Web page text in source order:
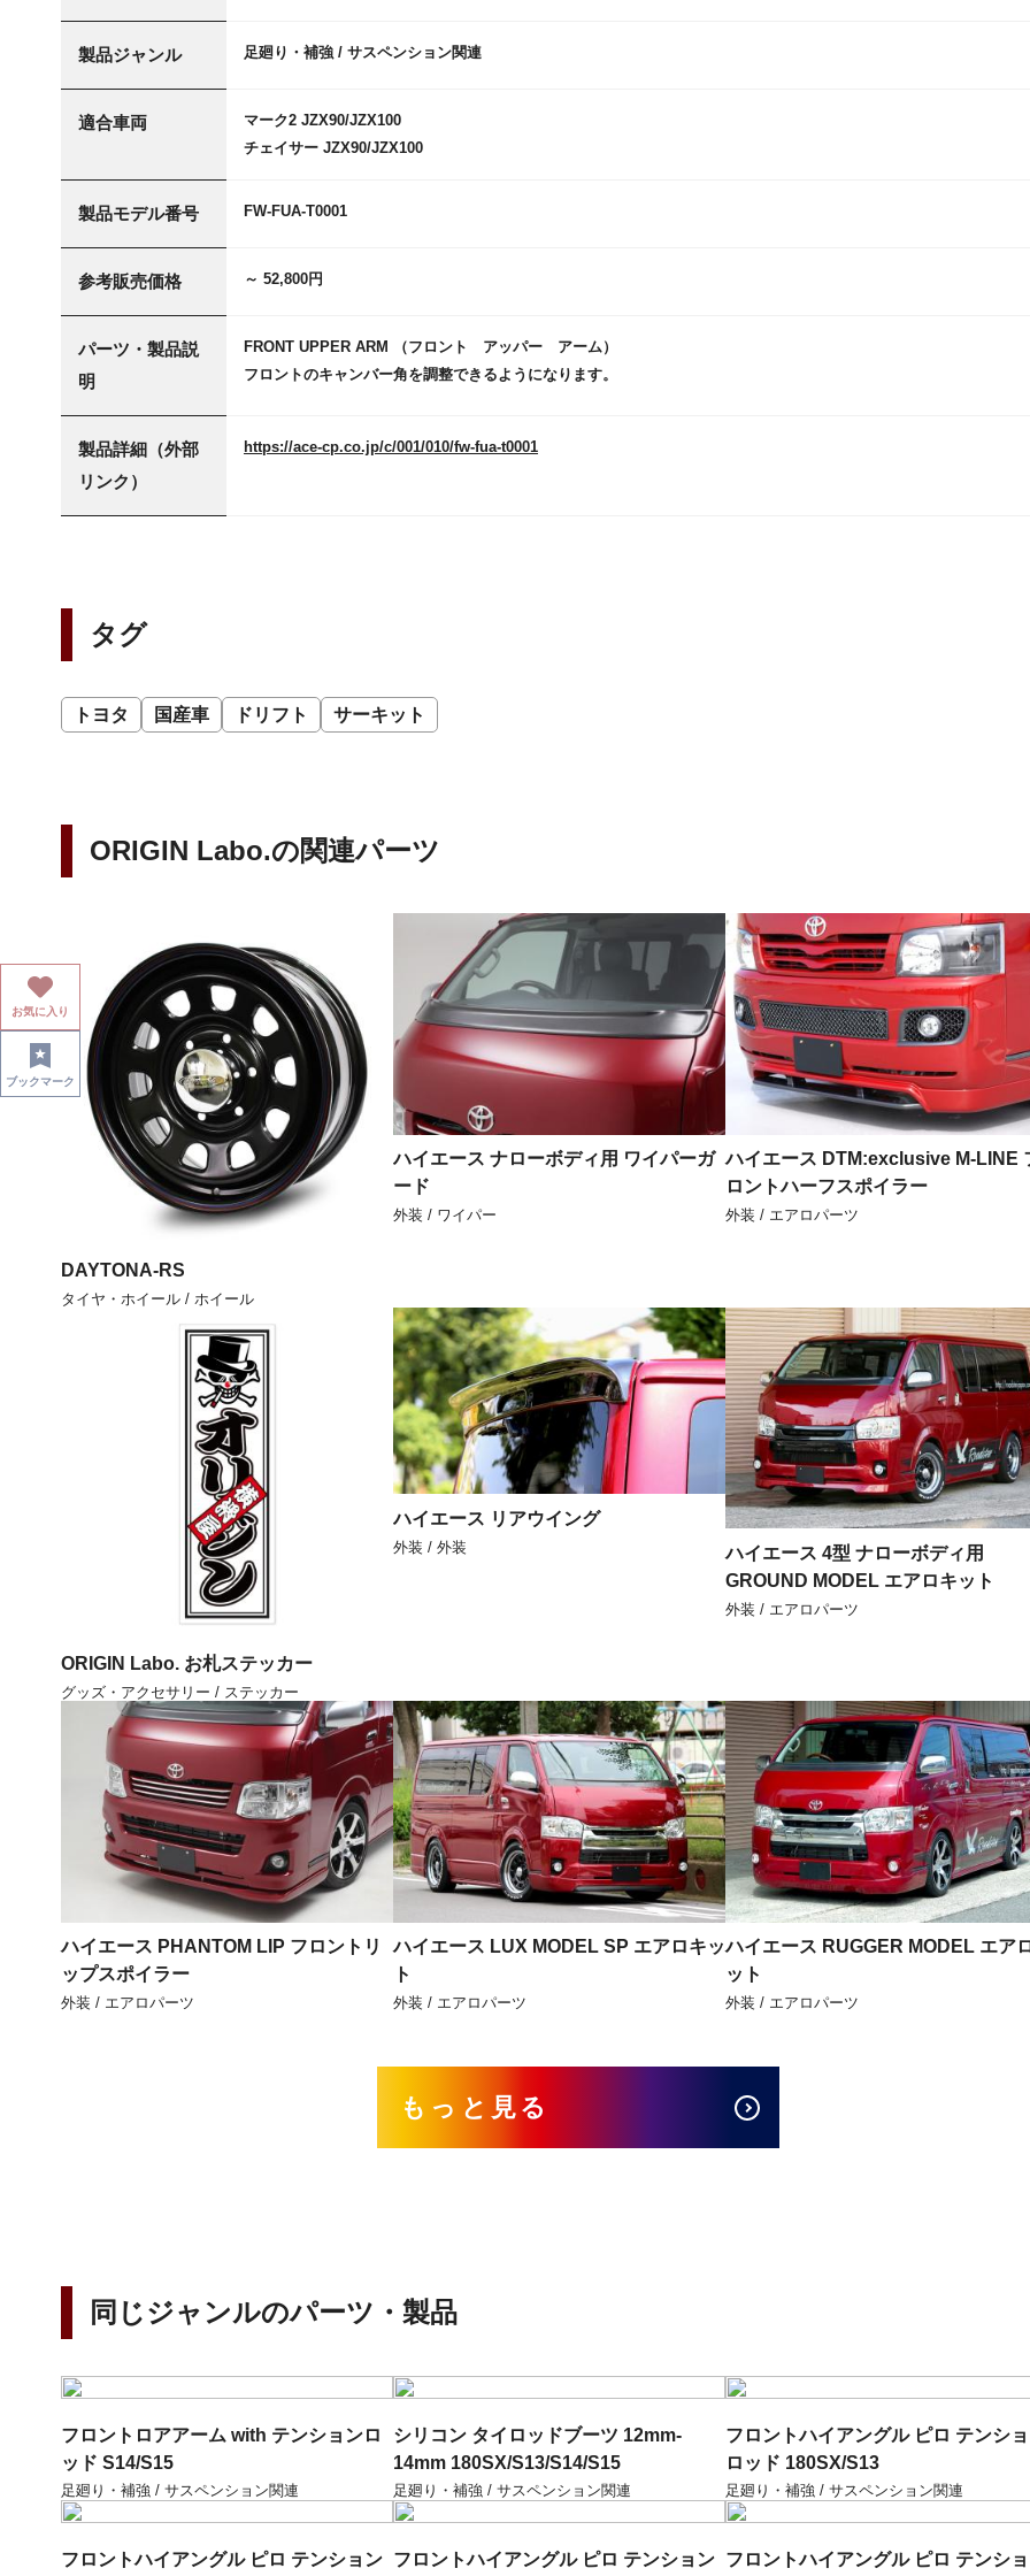
製品ジャンル 足廻り・補強 / サスペンション関連
適合車両
マーク2 JZX90/JZX100
チェイサー JZX90/JZX100
製品モデル番号 FW-FUA-T0001
参考販売価格 ～ 52,800円
パーツ・製品説
明
FRONT UPPER ARM （フロント アッパー アーム）
フロントのキャンバー角を調整できるようになります。
製品詳細（外部
リンク）
https://ace-cp.co.jp/c/001/010/fw-fua-t0001
タグ
トヨタ 国産車 ドリフト サーキット
ORIGIN Labo.の関連パーツ
DAYTONA-RS
タイヤ・ホイール / ホイール
ハイエース ナローボディ用 ワイパーガ
ード
外装 / ワイパー
ハイエース DTM:exclusive M-LINE
ロントハーフスポイラー
外装 / エアロパーツ
ORIGIN Labo. お札ステッカー
グッズ・アクセサリー / ステッカー
ハイエース リアウイング
外装 / 外装
ハイエース 4型 ナローボディ用
GROUND MODEL エアロキット
外装 / エアロパーツ
ハイエース PHANTOM LIP フロントリ
ップスポイラー
外装 / エアロパーツ
ハイエース LUX MODEL SP エアロキッ
ト
外装 / エアロパーツ
ハイエース RUGGER MODEL エア
ット
外装 / エアロパーツ
もっと見る
同じジャンルのパーツ・製品
フロントロアアーム with テンションロ
ッド S14/S15
足廻り・補強 / サスペンション関連
シリコン タイロッドブーツ 12mm-
14mm 180SX/S13/S14/S15
足廻り・補強 / サスペンション関連
フロントハイアングル ピロ テンシ
ロッド 180SX/S13
足廻り・補強 / サスペンション関連
フロントハイアングル ピロ テンション フロントハイアングル ピロ テンション フロントハイアングル ピロ テンシ
お気に入り
ブックマーク